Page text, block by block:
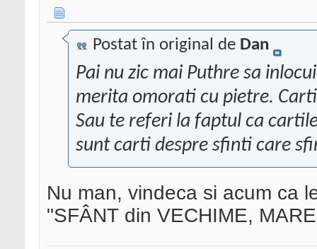
Postat în original de Dan
Pai nu zic mai Puthre sa
merita omorati cu pietre.
Sau te referi la faptul ca
sunt carti despre sfinti care
Nu man, vindeca si acum ca
"SFÂNT din VECHIME,